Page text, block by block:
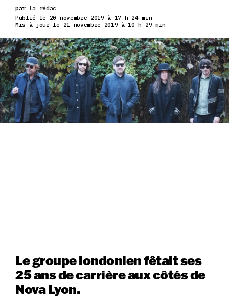
par La rédac
Publié le 20 novembre 2019 à 17 h 24 min
Mis à jour le 21 novembre 2019 à 10 h 29 min
Le groupe londonien fêtait ses
25 ans de carrière aux côtés de
Nova Lyon.